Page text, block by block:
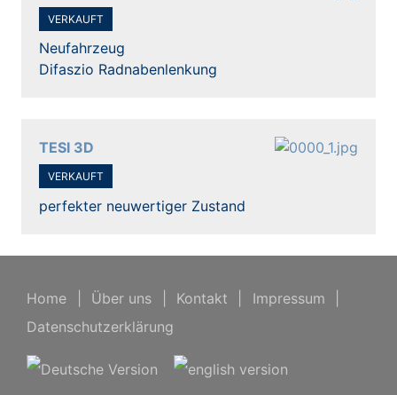
VERKAUFT
Neufahrzeug
Difaszio Radnabenlenkung
TESI 3D
VERKAUFT
perfekter neuwertiger Zustand
Home Über uns Kontakt Impressum
Datenschutzerklärung